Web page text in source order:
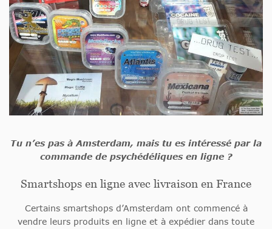
Tu n’es pas à Amsterdam, mais tu es intéressé par la
commande de psychédéliques en ligne ?
Smartshops en ligne avec livraison en France
Certains smartshops d’Amsterdam ont commencé à
vendre leurs produits en ligne et à expédier dans toute